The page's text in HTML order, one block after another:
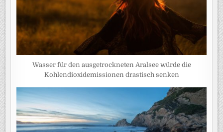
Wasser für den ausgetrockneten Aralsee würde die
Kohlendioxidemissionen drastisch senken